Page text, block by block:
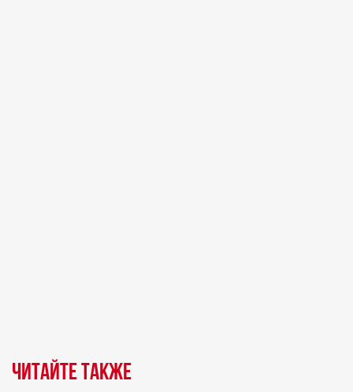
Читайте также